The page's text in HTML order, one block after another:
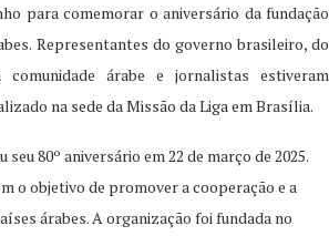
para comemorar o aniversário da fundação
Representantes do governo brasileiro, do
árabe e jornalistas estiveram
na sede da Missão da Liga em Brasília.
80º aniversário em 22 de março de 2025.
o objetivo de promover a cooperação e a
árabes. A organização foi fundada no